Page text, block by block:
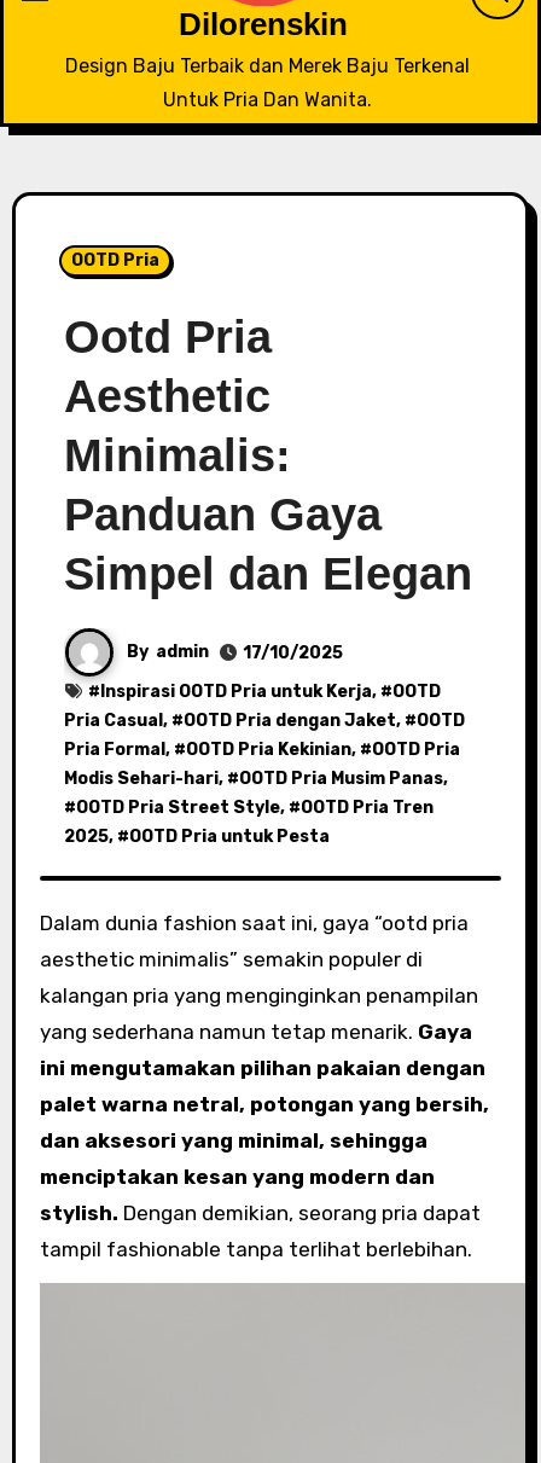
Dilorenskin
Design Baju Terbaik dan Merek Baju Terkenal
Untuk Pria Dan Wanita.
OOTD Pria
Ootd Pria
Aesthetic
Minimalis:
Panduan Gaya
Simpel dan Elegan
By admin
17/10/2025
# Inspirasi OOTD Pria untuk Kerja, #OOTD
Pria Casual , #OOTD Pria dengan Jaket, #OOTD
Pria Formal , #OOTD Pria Kekinian, #OOTD Pria
Modis Sehari-hari, #OOTD Pria Musim Panas,
#OOTD Pria Street Style, #OOTD Pria Tren
2025, #OOTD Pria untuk Pesta
Dalam dunia fashion saat ini, gaya “ootd pria
aesthetic minimalis” semakin populer di
kalangan pria yang menginginkan penampilan
yang sederhana namun tetap menarik. Gaya
ini mengutamakan pilihan pakaian dengan
palet warna netral, potongan yang bersih,
dan aksesori yang minimal, sehingga
menciptakan kesan yang modern dan
stylish. Dengan demikian, seorang pria dapat
tampil fashionable tanpa terlihat berlebihan.